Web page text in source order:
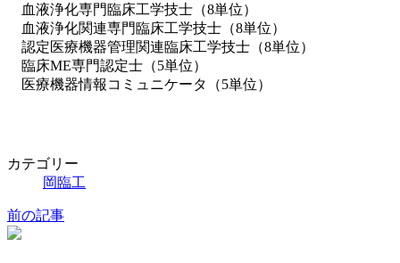
血液浄化専門臨床工学技士（8単位）
血液浄化関連専門臨床工学技士（8単位）
認定医療機器管理関連臨床工学技士（8単位）
臨床ME専門認定士（5単位）
医療機器情報コミュニケータ（5単位）
カテゴリー
岡臨工
前の記事